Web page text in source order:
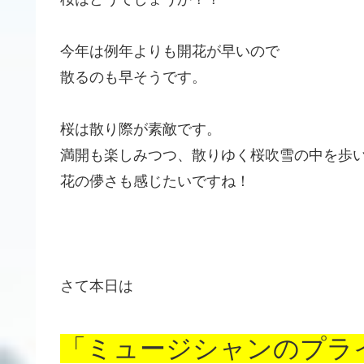
今年は例年よりも開花が早いので
散るのも早そうです。
桜は散り際が素敵です。
満開も楽しみつつ、散りゆく桜吹雪の中を歩
花の儚さも感じたいですね！
さて本日は
「ミュージシャンのプラ